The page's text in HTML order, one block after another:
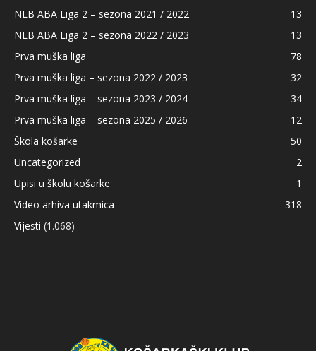
NLB ABA Liga 2 – sezona 2021 / 2022
13
NLB ABA Liga 2 – sezona 2022 / 2023
13
Prva muška liga
78
Prva muška liga – sezona 2022 / 2023
32
Prva muška liga – sezona 2023 / 2024
34
Prva muška liga – sezona 2025 / 2026
12
Škola košarke
50
Uncategorized
2
Upisi u školu košarke
1
Video arhiva utakmica
318
Vijesti (1.068)